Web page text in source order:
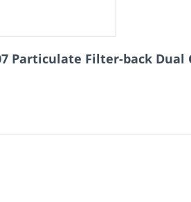
Filter-back Dual